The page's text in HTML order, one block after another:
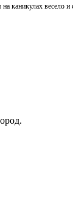
каникулах весело и